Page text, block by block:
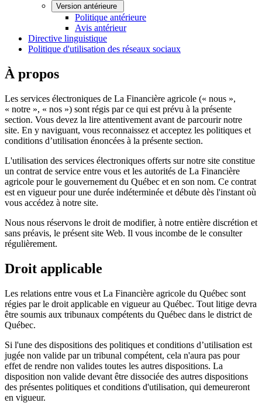
Version antérieure
Politique antérieure
Avis antérieur
Directive linguistique
Politique d'utilisation des réseaux sociaux
À propos
Les services électroniques de La Financière agricole (« nous »,
« notre », « nos ») sont régis par ce qui est prévu à la présente
section. Vous devez la lire attentivement avant de parcourir notre
site. En y naviguant, vous reconnaissez et acceptez les politiques et
conditions d’utilisation énoncées à la présente section.
L'utilisation des services électroniques offerts sur notre site constitue
un contrat de service entre vous et les autorités de La Financière
agricole pour le gouvernement du Québec et en son nom. Ce contrat
est en vigueur pour une durée indéterminée et débute dès l'instant où
vous accédez à notre site.
Nous nous réservons le droit de modifier, à notre entière discrétion et
sans préavis, le présent site Web. Il vous incombe de le consulter
régulièrement.
Droit applicable
Les relations entre vous et La Financière agricole du Québec sont
régies par le droit applicable en vigueur au Québec. Tout litige devra
être soumis aux tribunaux compétents du Québec dans le district de
Québec.
Si l'une des dispositions des politiques et conditions d’utilisation est
jugée non valide par un tribunal compétent, cela n'aura pas pour
effet de rendre non valides toutes les autres dispositions. La
disposition non valide devant être dissociée des autres dispositions
des présentes politiques et conditions d'utilisation, qui demeureront
en vigueur.